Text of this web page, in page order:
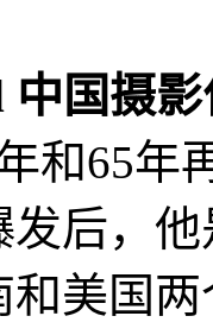
国摄
和65年
发后，
美国